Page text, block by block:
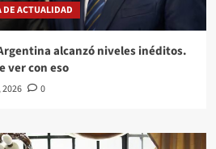
DE ACTUALIDAD
alcanzó niveles inéditos.
ver con eso
0